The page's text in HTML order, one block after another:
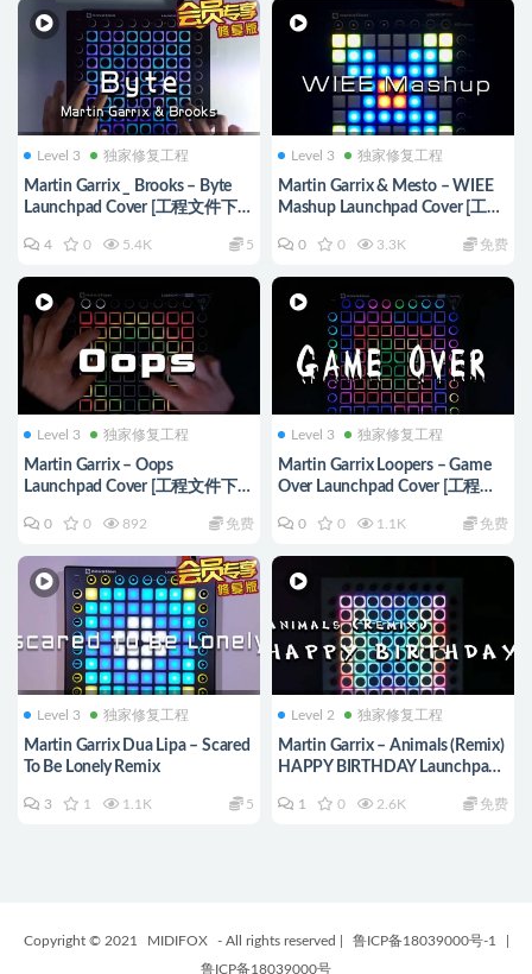
Level 3 独家修复工程
Martin Garrix _ Brooks – Byte
Launchpad Cover [工程文件下
4 0 5.4K 5
Level 3 独家修复工程
Martin Garrix & Mesto – WIEE
Mashup Launchpad Cover [工程
0 0 3.3K 免费
Level 3 独家修复工程
Martin Garrix – Oops
Launchpad Cover [工程文件下
0 0 892 免费
Level 3 独家修复工程
Martin Garrix Loopers – Game
Over Launchpad Cover [工程文
0 0 1.1K 免费
Level 3 独家修复工程
Martin Garrix Dua Lipa – Scared
To Be Lonely Remix
3 1 1.1K 5
Level 2 独家修复工程
Martin Garrix – Animals (Remix)
HAPPY BIRTHDAY Launchpad
1 0 2.6K 免费
Copyright © 2021 MIDIFOX - All rights reserved 鲁ICP备18039000号-1
鲁ICP备18039000号